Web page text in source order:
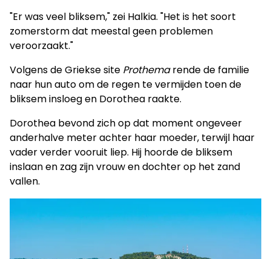
"Er was veel bliksem," zei Halkia. "Het is het soort
zomerstorm dat meestal geen problemen
veroorzaakt."
Volgens de Griekse site Prothemarende de familie
naar hun auto om de regen te vermijden toen de
bliksem insloeg en Dorothea raakte.
Dorothea bevond zich op dat moment ongeveer
anderhalve meter achter haar moeder, terwijl haar
vader verder vooruit liep. Hij hoorde de bliksem
inslaan en zag zijn vrouw en dochter op het zand
vallen.